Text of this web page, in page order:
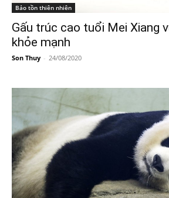
Bảo tồn thiên nhiên
Gấu trúc cao tuổi Mei Xiang
khỏe mạnh
Son Thuy - 24/08/2020